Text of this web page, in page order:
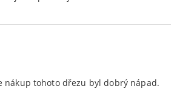
nákup tohoto dřezu byl dobrý nápad.